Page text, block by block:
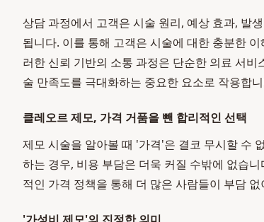
상담 과정에서 고객은 시술 원리, 예상 효과, 발
됩니다. 이를 통해 고객은 시술에 대한 충분한
러한 신뢰 기반의 소통 과정은 단순한 의료 서
술 만족도를 극대화하는 중요한 요소로 작용합
클레오르 제모, 가격 거품을 뺀 합리적인 선택
제모 시술을 알아볼 때 '가격'은 결코 무시할 수
하는 경우, 비용 부담은 더욱 커질 수밖에 없습니
적인 가격 정책을 통해 더 많은 사람들이 부담